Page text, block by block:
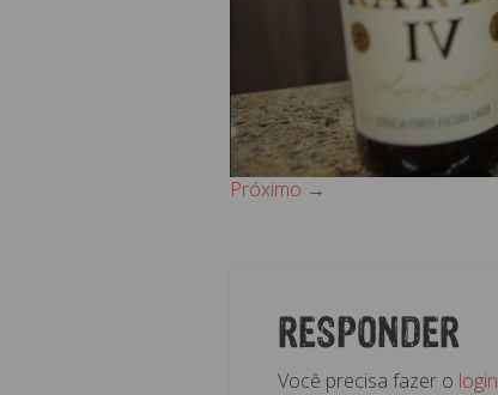
Próximo →
RESPONDER
Você precisa fazer o login